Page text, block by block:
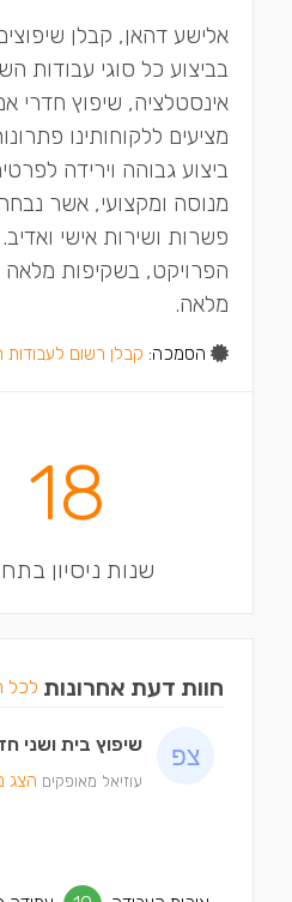
בביצוע כל סוגי עבודות
מציעים ללקוחותינו
ביצוע גבוהה וירידה
מנוסה ומקצועי, אשר
פשרות ושירות אישי
הפרויקט, בשקיפות מלאה
מלאה.
הסמכה: קבלן רשום לעבודות
18
שנות ניסיון
חוות דעת אחרונות לכל
שיפוץ בית ושני
עוזיאל מאופקים הצג